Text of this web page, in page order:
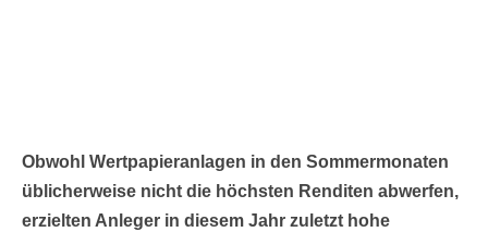
Obwohl Wertpapieranlagen in den Sommermonaten
üblicherweise nicht die höchsten Renditen abwerfen,
erzielten Anleger in diesem Jahr zuletzt hohe